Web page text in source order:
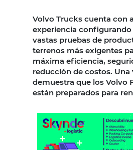
Volvo Trucks cuenta con
experiencia configurando
vastas pruebas de
terrenos más exigentes
máxima eficiencia,
reducción de costos. Una
demuestra que los Volvo
están preparados para